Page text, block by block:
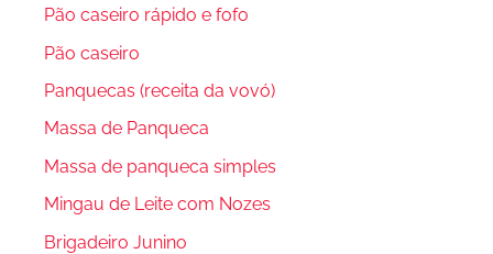
Pão caseiro rápido e fofo
Pão caseiro
Panquecas (receita da vovó)
Massa de Panqueca
Massa de panqueca simples
Mingau de Leite com Nozes
Brigadeiro Junino